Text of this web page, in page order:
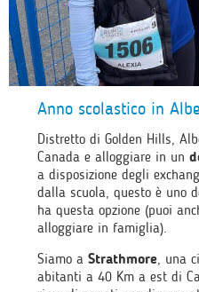
Anno scolastico in
Distretto di Golden Hills,
Canada e alloggiare in un
a disposizione degli
dalla scuola, questo è uno
ha questa opzione (puoi
alloggiare in famiglia).
Siamo a Strathmore, una
abitanti a 40 Km a est di